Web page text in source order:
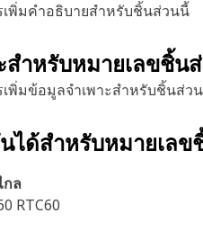
เพิ่มคำอธิบายสำหรับชิ้นส่วนนี้
สำหรับหมายเลขชิ้น
เพิ่มข้อมูลจำเพาะสำหรับชิ้นส่ว
ได้สำหรับหมายเลข
กล
RTC60